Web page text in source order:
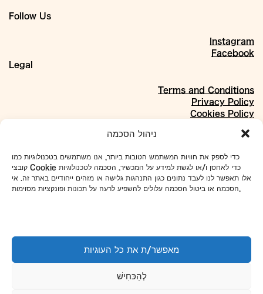
ניהול הסכמה
כדי לספק את חוויות המשתמש הטובות ביותר, אנו משתמשים בטכנולוגיות כמו
קובצי Cookie כדי לאחסן ו/או לגשת למידע על המכשיר. הסכמה לטכנולוגיות
אלו תאפשר לנו לעבד נתונים כגון התנהגות גלישה או מזהים ייחודיים באתר זה. אי
מאפשר/ת את כל העוגיות
לְהַכּחִישׁ
Follow Us
Instagram
Facebook
Legal
Terms and Conditions
Privacy Policy
Cookies Policy
Materials
Projects
Collaborations
To set up tours and meetings:
WhatsApp